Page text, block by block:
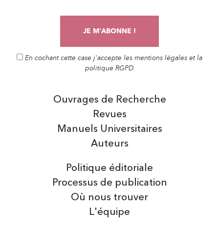
En cochant cette case j'accepte les mentions légales et la
politique RGPD
Auteurs
Manuels Universitaires
Ouvrages de Recherche
Revues
Politique éditoriale
Processus de publication
Où nous trouver
L'équipe